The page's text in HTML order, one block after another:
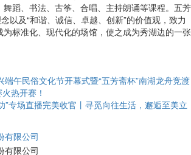
蹈、书法、古筝、合唱、主持朗诵等课程。五芳
以及“和谐、诚信、卓越、创新”的价值观，致力
标准化、现代化的场馆，使之成为秀湖边的一张
端午民俗文化节开幕式暨“五芳斋杯”南湖龙舟竞渡
热开赛！
”专场直播完美收官丨寻觅向往生活，邂逅至美立